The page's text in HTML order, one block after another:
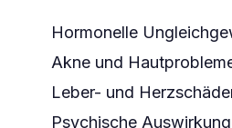
Hormonelle
Akne und
Leber- und
Psychische